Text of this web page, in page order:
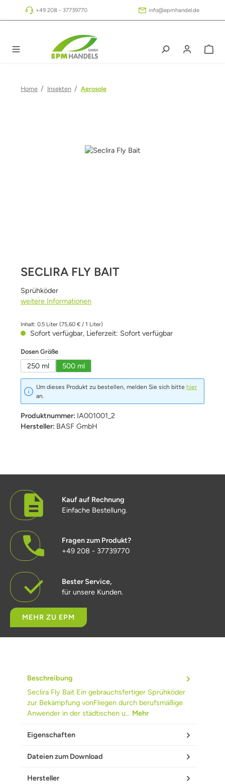
Zum Hauptinhalt springen
+49 208 - 37739770 info@epmhandel.de
Home / Insekten / Aerosole
Bildergalerie überspringen
SECLIRA FLY BAIT
Sprühköder
weitere Informationen
Inhalt: 0.5 Liter (75,60 € / 1 Liter)
Sofort verfügbar, Lieferzeit: Sofort verfügbar
Dosen Größeauswählen
250 ml 500 ml
Um dieses Produkt zu bestellen, melden Sie sich bittehier
an.
Produktnummer: IA001001_2
Hersteller: BASF GmbH
Kauf auf Rechnung
Einfache Bestellung.
Fragen zum Produkt?
+49 208 - 37739770
Bester Service,
für unsere Kunden.
MEHR ZU EPM
Beschreibung
Seclira Fly Bait Ein gebrauchsfertiger Sprühköder
zur Bekämpfung vonFliegen durch berufsmäßige
Anwender in der städtischen u… Mehr
Eigenschaften
Dateien zum Download
Hersteller